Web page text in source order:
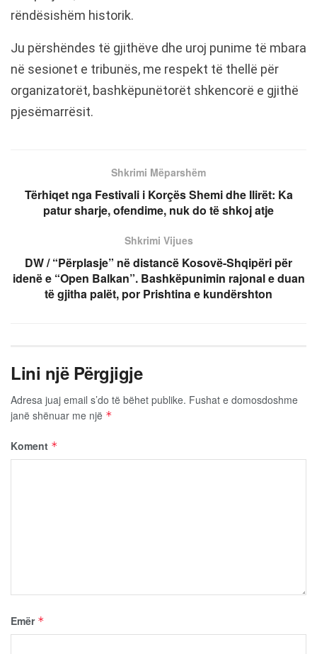
rëndësishëm historik.
Ju përshëndes të gjithëve dhe uroj punime të mbara
në sesionet e tribunës, me respekt të thellë për
organizatorët, bashkëpunëtorët shkencorë e gjithë
pjesëmarrësit.
Shkrimi Mëparshëm
Tërhiqet nga Festivali i Korçës Shemi dhe Ilirët: Ka
patur sharje, ofendime, nuk do të shkoj atje
Shkrimi Vijues
DW / “Përplasje” në distancë Kosovë-Shqipëri për
idenë e “Open Balkan”. Bashkëpunimin rajonal e duan
të gjitha palët, por Prishtina e kundërshton
Lini një Përgjigje
Adresa juaj email s’do të bëhet publike. Fushat e domosdoshme
janë shënuar me një *
Koment *
Emër *